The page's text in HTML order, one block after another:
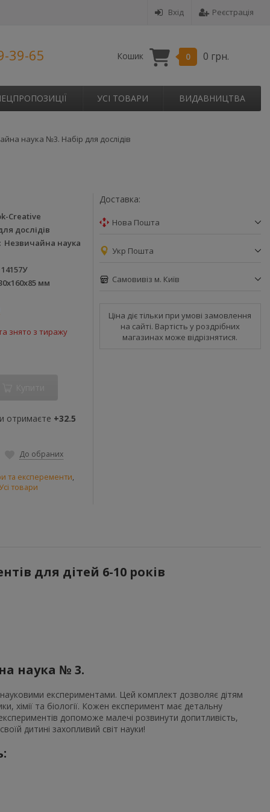
Вхід Реєстрація
39-65 Кошик 0 0 грн.
УСІ ТОВАРИ ВИДАВНИЦТВА
наука №3. Набір для дослідів
Creative
дослідів
Незвичайна наука
мм
знято з тиражу
отримаєте +32.5
До обраних
та експеременти,
Усі товари
Доставка:
Нова Пошта
Укр Пошта
Самовивіз м. Київ
Ціна діє тільки при умові замовлення
на сайті. Вартість у роздрібних
магазинах може відрізнятися.
для дітей 6-10 років
наука № 3.
експериментами. Цей комплект дозволяє дітям
хімії та біології. Кожен експеримент має детальну
допоможе малечі розвинути допитливість,
дитині захопливий світ науки!